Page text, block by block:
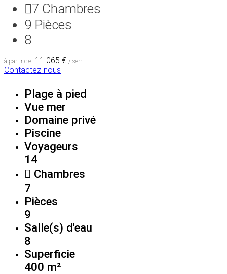
7 Chambres
9 Pièces
8
à partir de : 11 065 € / sem
Contactez-nous
Plage à pied
Vue mer
Domaine privé
Piscine
Voyageurs
14
Chambres
7
Pièces
9
Salle(s) d'eau
8
Superficie
400 m²